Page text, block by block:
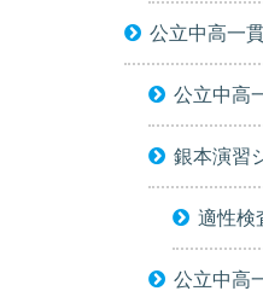
公立中高一
公立中高
銀本演習
適性検
公立中高